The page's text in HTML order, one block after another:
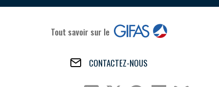
Tout savoir sur le
CONTACTEZ-NOUS